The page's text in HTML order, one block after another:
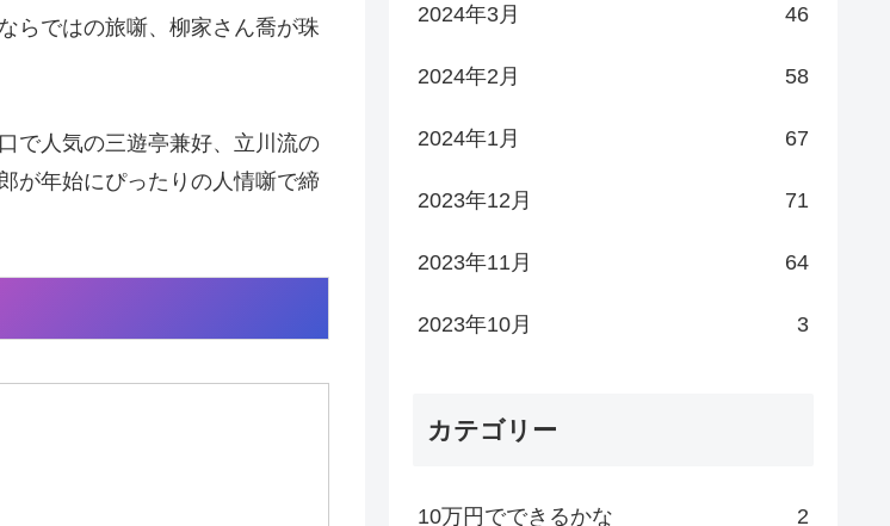
らではの旅噺、柳家さん喬が珠
で人気の三遊亭兼好、立川流の
が年始にぴったりの人情噺で締
2024年3月 46
2024年2月 58
2024年1月 67
2023年12月 71
2023年11月 64
2023年10月 3
カテゴリー
10万円でできるかな 2